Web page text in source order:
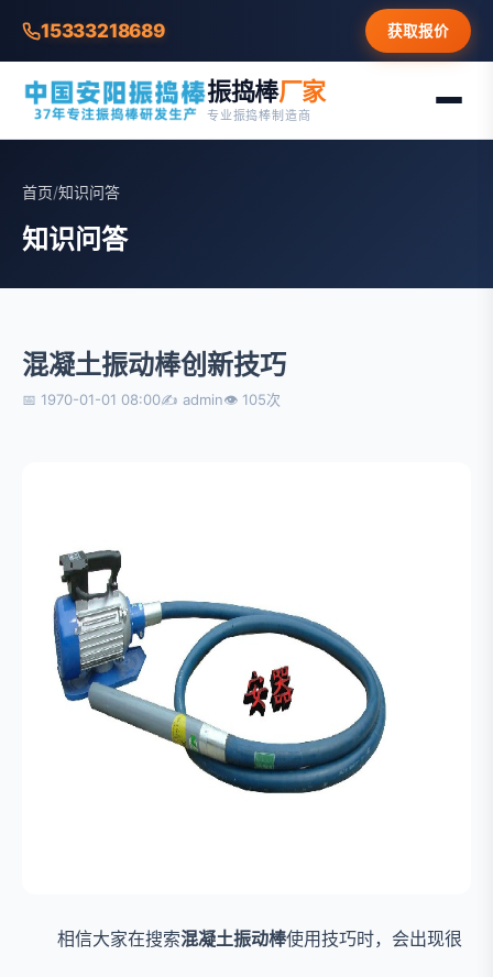
15333218689 获取报价
振捣棒厂家
专业振捣棒制造商
首页/知识问答
知识问答
混凝土振动棒创新技巧
📅 1970-01-01 08:00✍ admin👁 105次
相信大家在搜索混凝土振动棒使用技巧时，会出现很